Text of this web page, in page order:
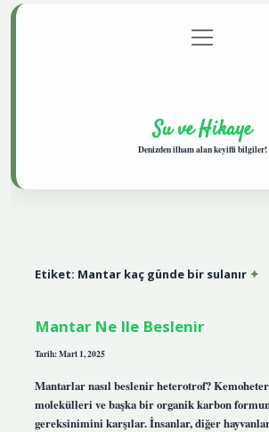
Gizlilik Politikası
menüyü
aç
Su ve Hikaye
Denizden ilham alan keyifli bilgiler!
Etiket: Mantar kaç günde bir sulanır
Mantar Ne Ile Beslenir
Tarih: Mart 1, 2025
Mantarlar nasıl beslenir heterotrof?
molekülleri ve başka bir organik karbon
gereksinimini karşılar. İnsanlar, diğer